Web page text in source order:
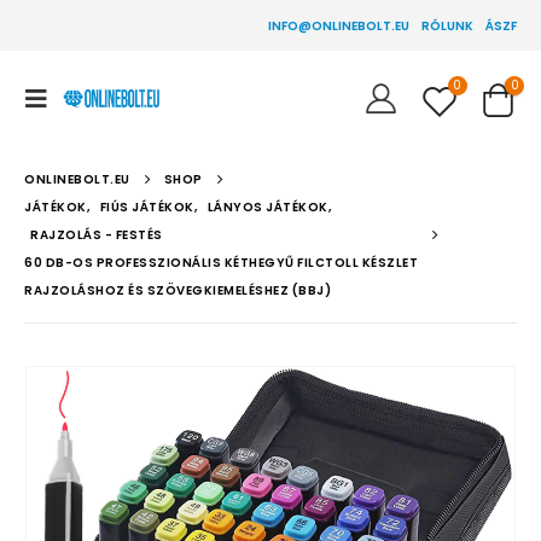
INFO@ONLINEBOLT.EU RÓLUNK ÁSZF
0 0
ONLINEBOLT.EU
SHOP
JÁTÉKOK, FIÚS JÁTÉKOK, LÁNYOS JÁTÉKOK,
RAJZOLÁS - FESTÉS
60 DB-OS PROFESSZIONÁLIS KÉTHEGYŰ FILCTOLL KÉSZLET
RAJZOLÁSHOZ ÉS SZÖVEGKIEMELÉSHEZ (BBJ)